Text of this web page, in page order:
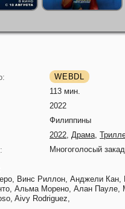
WEBDL
113 мин.
2022
Филиппины
2022, Драма,
Многоголосый
Винс Риллон, Анджели Кан,
Альма Морено, Алан Пауле,
Aivy Rodriguez,